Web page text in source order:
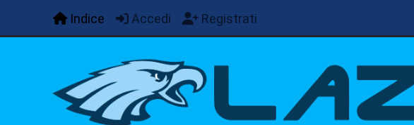
Indice Accedi Registrati